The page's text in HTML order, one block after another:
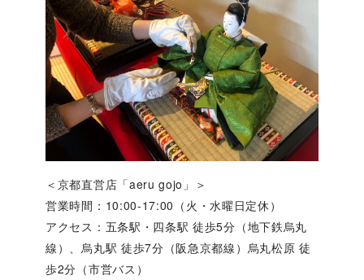
＜京都直営店「aeru gojo」＞
営業時間：10:00-17:00（火・水曜日定休）
アクセス：五条駅・四条駅 徒歩5分（地下鉄烏丸
線）、烏丸駅 徒歩7分（阪急京都線）烏丸松原 徒
歩2分（市営バス）